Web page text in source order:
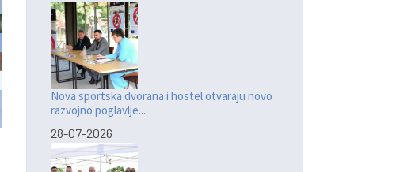
Nova sportska dvorana i hostel otvaraju novo
razvojno poglavlje...
28-07-2026